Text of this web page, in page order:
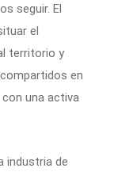
seguir. El
el
territorio y
en
una activa
industria de